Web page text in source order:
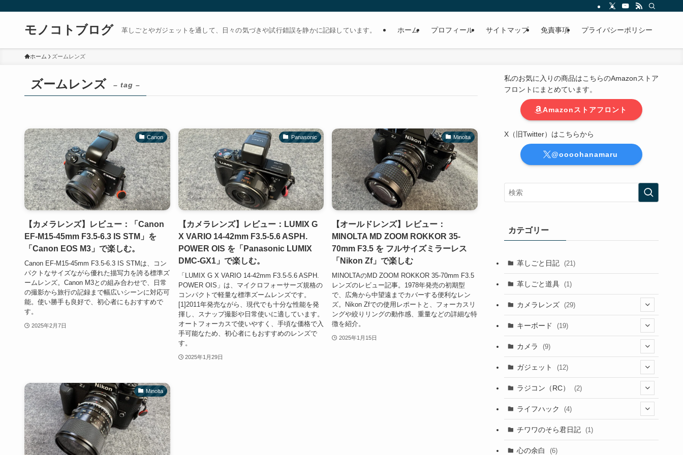
モノコトブログ 革しごとやガジェットを通して、日々の気づきや試行錯誤を静かに記録しています。 ホーム プロフィール サイトマップ 免責事項 プライバシーポリシー
ホーム ズームレンズ
ズームレンズ – tag –
Canon
【カメラレンズ】レビュー：「Canon
EF-M15-45mm F3.5-6.3 IS STM」を
「Canon EOS M3」で楽しむ。
Canon EF-M15-45mm F3.5-6.3 IS STMは、コン
パクトなサイズながら優れた描写力を誇る標準ズ
ームレンズ。Canon M3との組み合わせで、日常
の撮影から旅行の記録まで幅広いシーンに対応可
能。使い勝手も良好で、初心者にもおすすめで
す。
2025年2月7日
Panasonic
【カメラレンズ】レビュー：LUMIX G
X VARIO 14-42mm F3.5-5.6 ASPH.
POWER OIS を「Panasonic LUMIX
DMC-GX1」で楽しむ。
「LUMIX G X VARIO 14-42mm F3.5-5.6 ASPH.
POWER OIS」は、マイクロフォーサーズ規格の
コンパクトで軽量な標準ズームレンズです。
[1]2011年発売ながら、現代でも十分な性能を発
揮し、スナップ撮影や日常使いに適しています。
オートフォーカスで使いやすく、手頃な価格で入
手可能なため、初心者にもおすすめのレンズで
す。
2025年1月29日
Minolta
【オールドレンズ】レビュー：
MINOLTA MD ZOOM ROKKOR 35-
70mm F3.5 を フルサイズミラーレス
「Nikon Zf」で楽しむ
MINOLTAのMD ZOOM ROKKOR 35-70mm F3.5
レンズのレビュー記事。1978年発売の初期型
で、広角から中望遠までカバーする便利なレン
ズ。Nikon Zfでの使用レポートと、フォーカスリ
ングや絞りリングの動作感、重量などの詳細な特
徴を紹介。
2025年1月15日
Minolta
私のお気に入りの商品はこちらのAmazonストア
フロントにまとめています。
Amazonストアフロント
X（旧Twitter）はこちらから
@oooohanamaru
カテゴリー
革しごと日記 (21)
革しごと道具 (1)
カメラレンズ (29)
(8)
(3)
(1)
(1)
キーボード (19)
(1)
(3)
(3)
カメラ (9)
(7)
(2)
ガジェット (12)
(1)
ラジコン（RC） (2)
ライフハック (4)
(2)
(2)
チワワのそら君日記 (1)
心の余白 (6)